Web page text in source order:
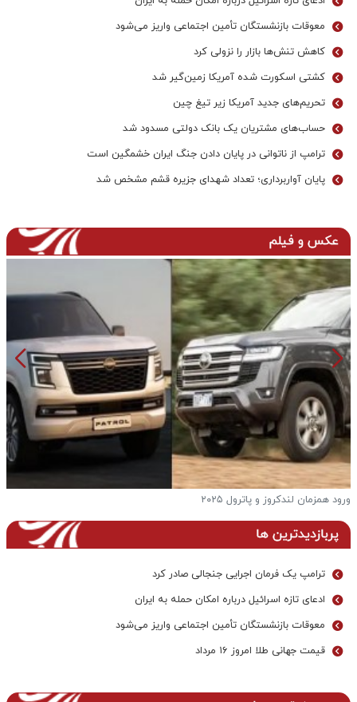
معوقات بازنشستگان تأمین اجتماعی واریز می‌شود
کاهش تنش‌ها بازار را نزولی کرد
کشتی اسکورت شده آمریکا زمین‌گیر شد
تحریم‌های جدید آمریکا زیر تیغ چین
حساب‌های مشتریان یک بانک‌ دولتی مسدود شد
ترامپ از ناتوانی در پایان دادن جنگ ایران خشمگین است
پایان آواربرداری؛ تعداد شهدای جزیره قشم مشخص شد
عکس و فیلم
ورود همزمان لندکروز و پاترول ۲۰۲۵
پربازدیدترین ها
ترامپ یک فرمان اجرایی جنجالی صادر کرد
ادعای تازه اسرائیل درباره امکان حمله به ایران
معوقات بازنشستگان تأمین اجتماعی واریز می‌شود
قیمت جهانی طلا امروز ۱۶ مرداد